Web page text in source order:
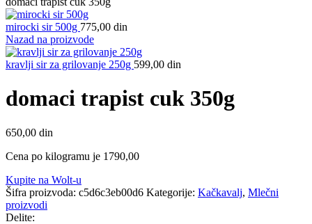
mirocki sir 500g 775,00 din
Nazad na proizvode
kravlji sir za grilovanje 250g 599,00 din
domaci trapist cuk 350g
650,00 din
Cena po kilogramu je 1790,00
Kupite na Wolt-u
Šifra proizvoda: c5d6c3eb00d6 Kategorije: Kačkavalj, Mlečni
proizvodi
Delite: